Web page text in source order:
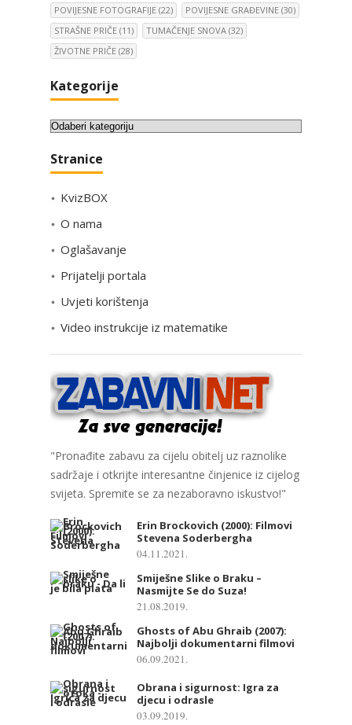
POVIJESNE FOTOGRAFIJE (22) POVIJESNE GRAĐEVINE (30)
STRAŠNE PRIČE (11) TUMAČENJE SNOVA (32)
ŽIVOTNE PRIČE (28)
Kategorije
K
t
g
o
i
j
Stranice
KvizBOX
O nama
Oglašavanje
Prijatelji portala
Uvjeti korištenja
Video instrukcije iz matematike
"Pronađite zabavu za cijelu obitelj uz raznolike
sadržaje i otkrijte interesantne činjenice iz cijelog
svijeta. Spremite se za nezaboravno iskustvo!"
Erin Brockovich (2000): Filmovi
Stevena Soderbergha
04.11.2021.
Smiješne Slike o Braku –
Nasmijte Se do Suza!
21.08.2019.
Ghosts of Abu Ghraib (2007):
Najbolji dokumentarni filmovi
06.09.2021.
Obrana i sigurnost: Igra za
djecu i odrasle
03.09.2019.